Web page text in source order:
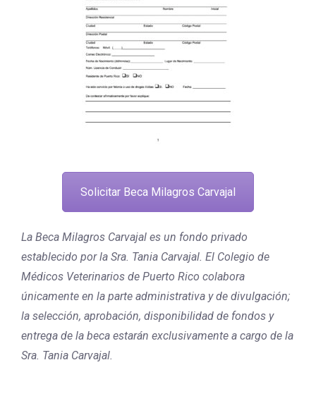
Solicitar Beca Milagros Carvajal
La Beca Milagros Carvajal es un fondo privado
establecido por la Sra. Tania Carvajal. El Colegio de
Médicos Veterinarios de Puerto Rico colabora
únicamente en la parte administrativa y de divulgación;
la selección, aprobación, disponibilidad de fondos y
entrega de la beca estarán exclusivamente a cargo de la
Sra. Tania Carvajal.